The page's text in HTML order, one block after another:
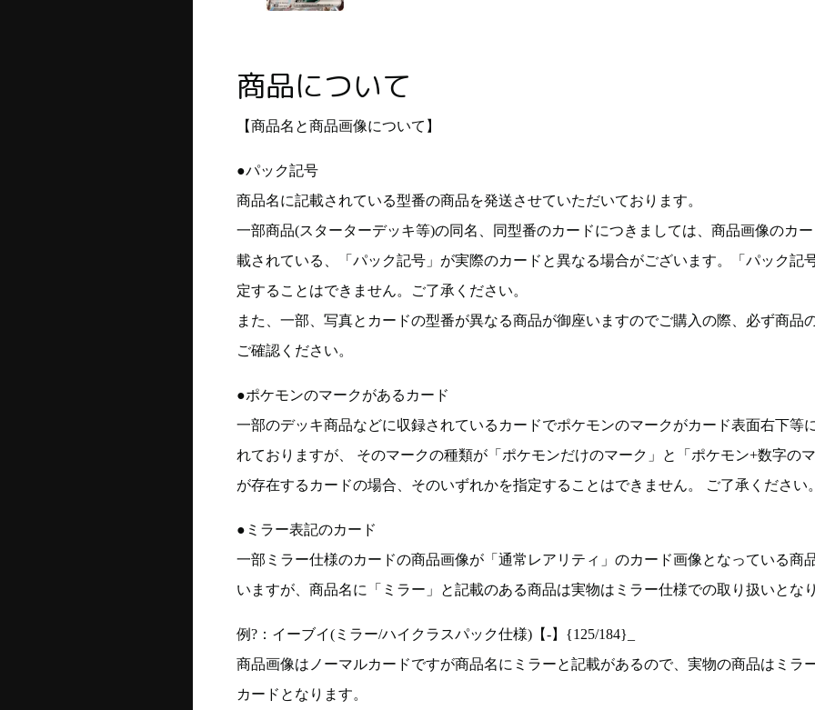
商品について
【商品名と商品画像について】
●パック記号
商品名に記載されている型番の商品を発送させていただいております。
一部商品(スターターデッキ等)の同名、同型番のカードにつきましては、商品画像のカ
載されている、「パック記号」が実際のカードと異なる場合がございます。「パック記
定することはできません。ご了承ください。
また、一部、写真とカードの型番が異なる商品が御座いますのでご購入の際、必ず商品
ご確認ください。
●ポケモンのマークがあるカード
一部のデッキ商品などに収録されているカードでポケモンのマークがカード表面右下等
れておりますが、 そのマークの種類が「ポケモンだけのマーク」と「ポケモン+数字のマ
が存在するカードの場合、そのいずれかを指定することはできません。 ご了承ください
●ミラー表記のカード
一部ミラー仕様のカードの商品画像が「通常レアリティ」のカード画像となっている商
いますが、商品名に「ミラー」と記載のある商品は実物はミラー仕様での取り扱いとなり
例?：イーブイ(ミラー/ハイクラスパック仕様)【-】{125/184}_
商品画像はノーマルカードですが商品名にミラーと記載があるので、実物の商品はミラ
カードとなります。